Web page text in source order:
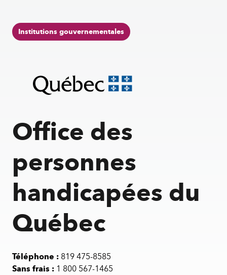
Institutions gouvernementales
des
personnes
du
Office des
personnes
handicapées du
Québec
Téléphone : 819 475-8585
Sans frais : 1 800 567-1465